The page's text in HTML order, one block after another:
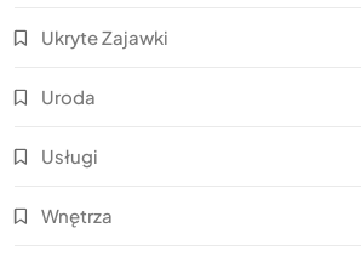
Ukryte Zajawki
Uroda
Usługi
Wnętrza